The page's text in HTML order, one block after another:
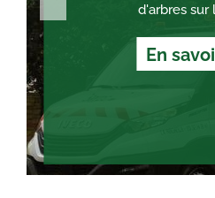
d'arbres sur
En